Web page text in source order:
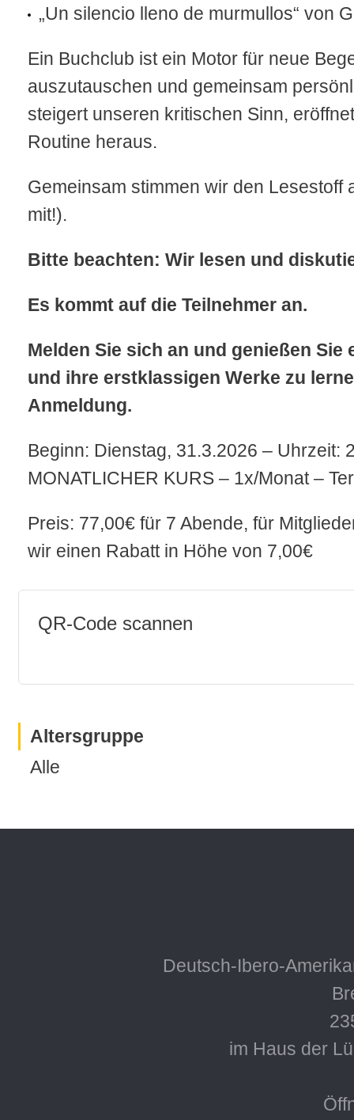
„Un silencio lleno de murmullos“ von
Ein Buchclub ist ein Motor für neue
auszutauschen und gemeinsam
steigert unseren kritischen Sinn,
Routine heraus.
Gemeinsam stimmen wir den
mit!).
Bitte beachten: Wir lesen und
Es kommt auf die Teilnehmer an.
Melden Sie sich an und genießen
und ihre erstklassigen Werke zu
Anmeldung.
Beginn: Dienstag, 31.3.2026 – Uhrzeit:
MONATLICHER KURS – 1x/Monat –
Preis: 77,00€ für 7 Abende, für
wir einen Rabatt in Höhe von 7,00€
QR-Code scannen
Altersgruppe
Alle
Deutsch-Ibero-
im Haus der